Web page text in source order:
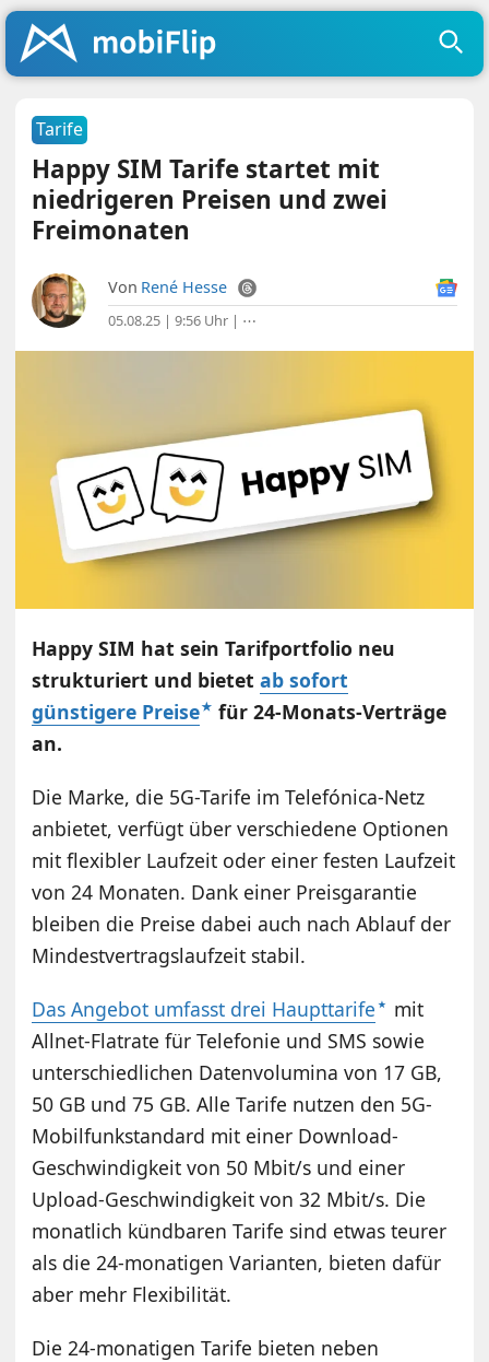
Tarife
Happy SIM Tarife startet mit
niedrigeren Preisen und zwei
Freimonaten
Von René Hesse
05.08.25 | 9:56 Uhr | ⋯
Happy SIM hat sein Tarifportfolio neu
strukturiert und bietetab sofort
günstigere Preise
für 24-Monats-Verträge
an.
Die Marke, die 5G-Tarife im Telefónica-Netz
anbietet, verfügt über verschiedene Optionen
mit flexibler Laufzeit oder einer festen Laufzeit
von 24 Monaten. Dank einer Preisgarantie
bleiben die Preise dabei auch nach Ablauf der
Mindestvertragslaufzeit stabil.
Das Angebot umfasst drei Haupttarife
mit
Allnet-Flatrate für Telefonie und SMS sowie
unterschiedlichen Datenvolumina von 17 GB,
50 GB und 75 GB. Alle Tarife nutzen den 5G-
Mobilfunkstandard mit einer Download-
Geschwindigkeit von 50 Mbit/s und einer
Upload-Geschwindigkeit von 32 Mbit/s. Die
monatlich kündbaren Tarife sind etwas teurer
als die 24-monatigen Varianten, bieten dafür
aber mehr Flexibilität.
Die 24-monatigen Tarife bieten neben